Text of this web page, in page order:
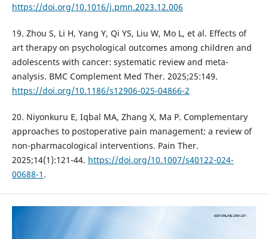
https://doi.org/10.1016/j.pmn.2023.12.006
19. Zhou S, Li H, Yang Y, Qi YS, Liu W, Mo L, et al. Effects of
art therapy on psychological outcomes among children and
adolescents with cancer: systematic review and meta-
analysis. BMC Complement Med Ther. 2025;25:149.
https://doi.org/10.1186/s12906-025-04866-2
20. Niyonkuru E, Iqbal MA, Zhang X, Ma P. Complementary
approaches to postoperative pain management: a review of
non-pharmacological interventions. Pain Ther.
2025;14(1):121-44. https://doi.org/10.1007/s40122-024-
00688-1 .